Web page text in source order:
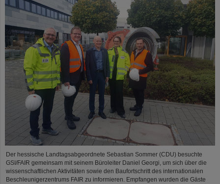
Der hessische Landtagsabgeordnete Sebastian Sommer (CDU) besuchte
GSI/FAIR gemeinsam mit seinem Büroleiter Daniel Georgi, um sich über die
wissenschaftlichen Aktivitäten sowie den Baufortschritt des internationalen
Beschleunigerzentrums FAIR zu informieren. Empfangen wurden die Gäste